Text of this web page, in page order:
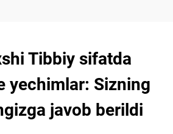
Tibbiy sifatda
yechimlar: Sizning
javob berildi